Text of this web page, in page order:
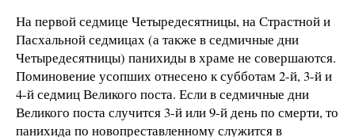
На первой седмице Четыредесятницы, на Страстной и
Пасхальной седмицах (а также в седмичные дни
Четыредесятницы) панихиды в храме не совершаются.
Поминовение усопших отнесено к субботам 2-й, 3-й и
4-й седмиц Великого поста. Если в седмичные дни
Великого поста случится 3-й или 9-й день по смерти, то
панихида по новопреставленному служится в